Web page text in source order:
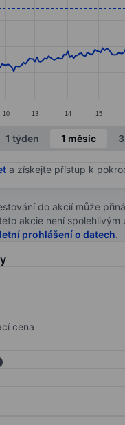
Y axis displaying
10 13 14 15
chart.
1 týden 1 měsíc
a získejte přístup k
do akcií může
akcie není
prohlášení o datech.
cena